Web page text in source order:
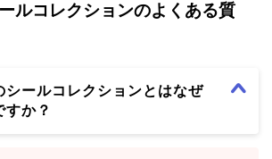
ルコレクションのよくある質
シールコレクションとはなぜ
すか？